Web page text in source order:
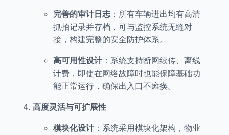
完善的审计日志：所有车辆进出均有高清
抓拍记录并存档，可与监控系统无缝对
接，构建完整的安全防护体系。
高可用性设计：系统支持断网续传、离线
计费，即使在网络故障时也能保障基础功
能正常运行，确保出入口不瘫痪。
高度灵活与可扩展性
模块化设计：系统采用模块化架构，物业